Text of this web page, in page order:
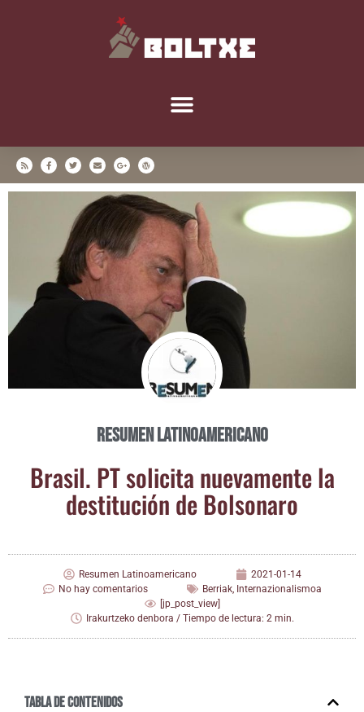
Resumen Latinoamericano
Bra­sil. PT soli­ci­ta nue­va­men­te la
des­ti­tu­ción de Bolsonaro
Resumen Latinoamericano
2021-01-14
No hay comentarios
Berriak, Internazionalismoa
[jp_post_view]
Irakurtzeko denbora / Tiempo de lectura: 2 min.
Tabla de contenidos